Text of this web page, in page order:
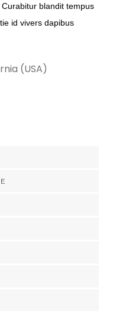
blandit tempus
id vivers dapibus
(USA)